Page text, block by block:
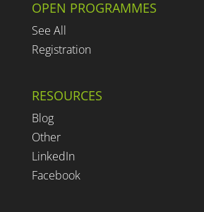
OPEN PROGRAMMES
See All
Registration
RESOURCES
Blog
Other
LinkedIn
Facebook